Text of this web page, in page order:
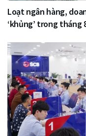
Loạt ngân hàng,
‘khủng’ trong tháng